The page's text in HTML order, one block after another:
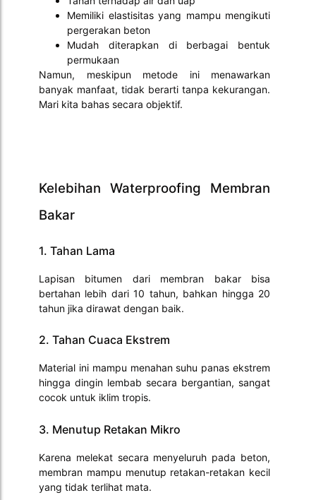
Memiliki elastisitas yang mampu mengikuti
pergerakan beton
Mudah diterapkan di berbagai bentuk
permukaan
Namun, meskipun metode ini menawarkan
banyak manfaat, tidak berarti tanpa kekurangan.
Mari kita bahas secara objektif.
Kelebihan Waterproofing Membran
Bakar
1. Tahan Lama
Lapisan bitumen dari membran bakar bisa
bertahan lebih dari 10 tahun, bahkan hingga 20
tahun jika dirawat dengan baik.
2. Tahan Cuaca Ekstrem
Material ini mampu menahan suhu panas ekstrem
hingga dingin lembab secara bergantian, sangat
cocok untuk iklim tropis.
3. Menutup Retakan Mikro
Karena melekat secara menyeluruh pada beton,
membran mampu menutup retakan-retakan kecil
yang tidak terlihat mata.